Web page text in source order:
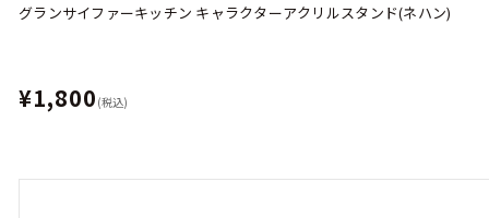
グランサイファーキッチン キャラクターアクリルスタンド(ネハン)
¥1,800 (税込)